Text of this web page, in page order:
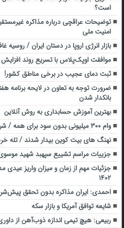
است؟
توضیحات عراقچی درباره مذاکره
امنیت ملی
بازار انرژی اروپا در دستان ایران / روسیه
موافقت اوپک‌پلاس با تسریع روند افزایش
ثبت دمای عجیب در برخی مناطق کشور!
ضرورت توجه به تعاون در لایحه برنامه
بانکدار شدن
بهترین آموزش حسابداری به روش آنلاین
وام ۳۰۰ میلیونی بدون سود برای همه / شرایط پرداخت اعلام شد
نهنگ های بیت کوین بیدار شدند / تله
جزییات مراسم تشییع سپهبد شهید
۱۴۰۲
احمدی: ایران مذاکره بدون تحقق
شایعه توافق آمریکا و بازار سکه
ربیعی: هیچ تیمی اندازه ذوب‌آهن از